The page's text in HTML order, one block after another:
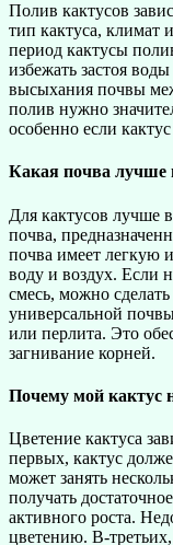
Полив кактусов
тип кактуса, климат
период кактусы
избежать застоя
высыхания почвы
полив нужно
особенно если
Какая почва лучше
Для кактусов лучше
почва,
почва имеет легкую
воду и воздух. Если
смесь, можно
универсальной
или перлита. Это
загнивание корней.
Почему мой кактус
Цветение кактуса
первых, кактус
может занять
получать
активного роста.
цветению. В-